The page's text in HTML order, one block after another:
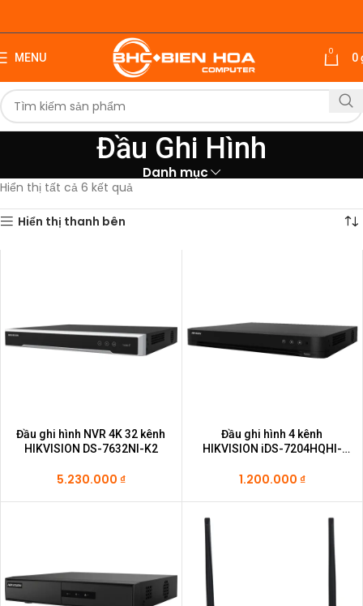
MENU 0 0
Đầu Ghi Hình
Danh mục
Hiển thị tất cả 6 kết quả
Hiển thị thanh bên
Đầu ghi hình NVR 4K 32 kênh
HIKVISION DS-7632NI-K2
5.230.000 ₫
Đầu ghi hình 4 kênh
HIKVISION iDS-7204HQHI-
1.200.000 ₫